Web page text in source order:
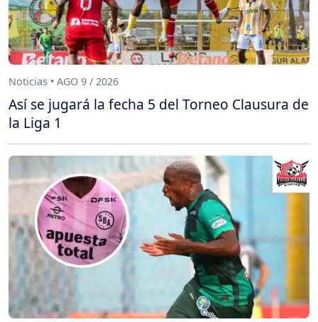
Noticias • AGO 9 / 2026
Así se jugará la fecha 5 del Torneo Clausura de
la Liga 1